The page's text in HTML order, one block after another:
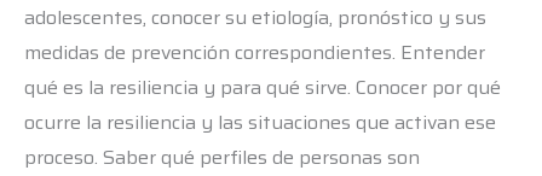
adolescentes, conocer su etiología, pronóstico y sus
medidas de prevención correspondientes. Entender
qué es la resiliencia y para qué sirve. Conocer por qué
ocurre la resiliencia y las situaciones que activan ese
proceso. Saber qué perfiles de personas son